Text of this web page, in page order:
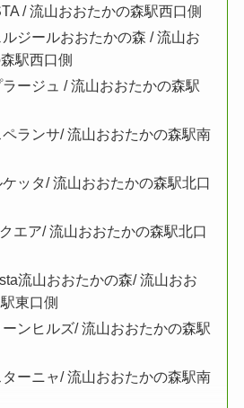
/ 流山おおたかの森駅西口側
ジールおおたかの森 / 流山お
駅西口側
ージュ / 流山おおたかの森駅
ランサ/ 流山おおたかの森駅南
ッタ/ 流山おおたかの森駅北口
エア/ 流山おおたかの森駅北口
流山おおたかの森/ 流山おお
東口側
ンヒルズ/ 流山おおたかの森駅
ーニャ/ 流山おおたかの森駅南